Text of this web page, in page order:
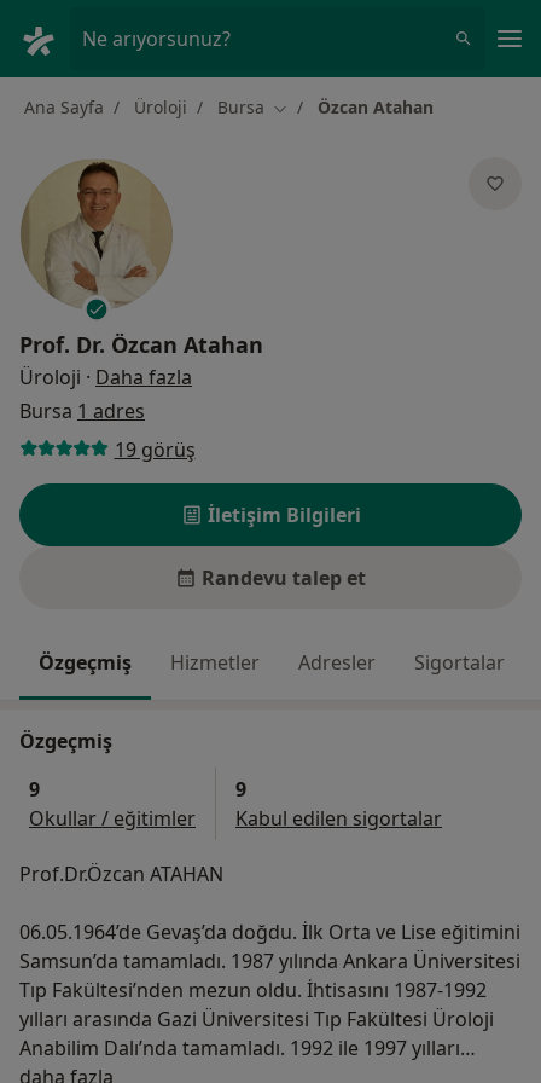
Ne arıyorsunuz?
Ana Sayfa Üroloji Bursa Şehir değiştir
Özcan Atahan
Prof. Dr. Özcan Atahan
Üroloji · Daha fazla
Bursa 1 adres
19 görüş
İletişim Bilgileri
Randevu talep et
Özgeçmiş Hizmetler Adresler Sigortalar
Özgeçmiş
9
Okullar / eğitimler
9
Kabul edilen sigortalar
Prof.Dr.Özcan ATAHAN
06.05.1964’de Gevaş’da doğdu. İlk Orta ve Lise eğitimini
Samsun’da tamamladı. 1987 yılında Ankara Üniversitesi
Tıp Fakültesi’nden mezun oldu. İhtisasını 1987-1992
yılları arasında Gazi Üniversitesi Tıp Fakültesi Üroloji
Anabilim Dalı’nda tamamladı. 1992 ile 1997 yılları
arasında TCDD Ankara Hastanesi’nde çalıştı. Bu
daha fazla